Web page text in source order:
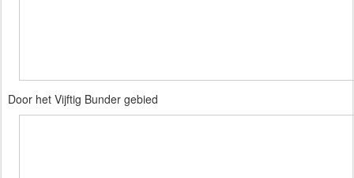
Door het Vijftig Bunder gebied